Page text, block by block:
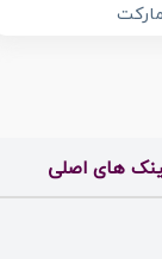
های اصلی